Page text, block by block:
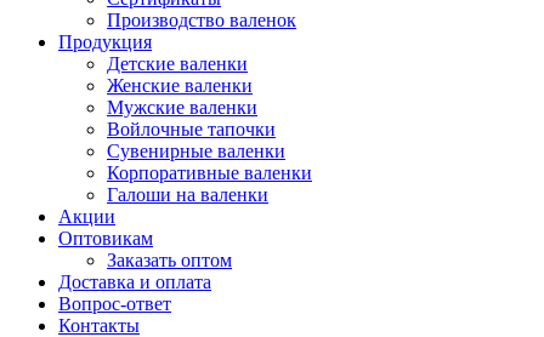
Производство валенок
Продукция
Детские валенки
Женские валенки
Мужские валенки
Войлочные тапочки
Сувенирные валенки
Корпоративные валенки
Галоши на валенки
Акции
Оптовикам
Заказать оптом
Доставка и оплата
Вопрос-ответ
Контакты